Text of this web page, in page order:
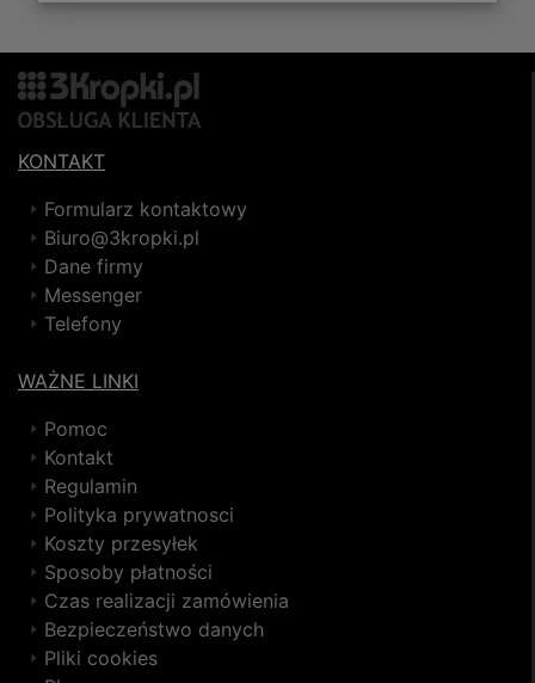
KONTAKT
Formularz kontaktowy
Biuro@3kropki.pl
Dane firmy
Messenger
Telefony
WAŻNE LINKI
Pomoc
Kontakt
Regulamin
Polityka prywatnosci
Koszty przesyłek
Sposoby płatności
Czas realizacji zamówienia
Bezpieczeństwo danych
Pliki cookies